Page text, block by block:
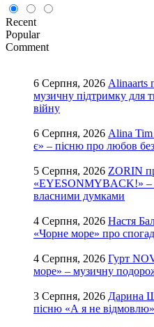
Recent
Popular
Comment
6 Серпня, 2026 Alinaarts
музичну підтримку для
війну
6 Серпня, 2026 Alina Tim
є» – пісню про любов
5 Серпня, 2026 ZORIN
«EYESONMYBACK!» –
власними думками
4 Серпня, 2026 Настя
«Чорне море» про
4 Серпня, 2026 Гурт
море» – музичну подорож
3 Серпня, 2026 Дарина
пісню «А я не